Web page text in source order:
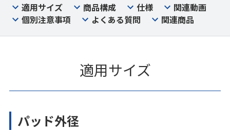
適用サイズ 商品構成 仕様
関連動画
個別注意事項
よくある質問 関連商品
適用サイズ
パッド外径